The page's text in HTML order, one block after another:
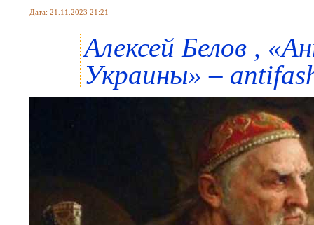
Дата: 21.11.2023 21:21
Алексей Белов ,
Украины» –